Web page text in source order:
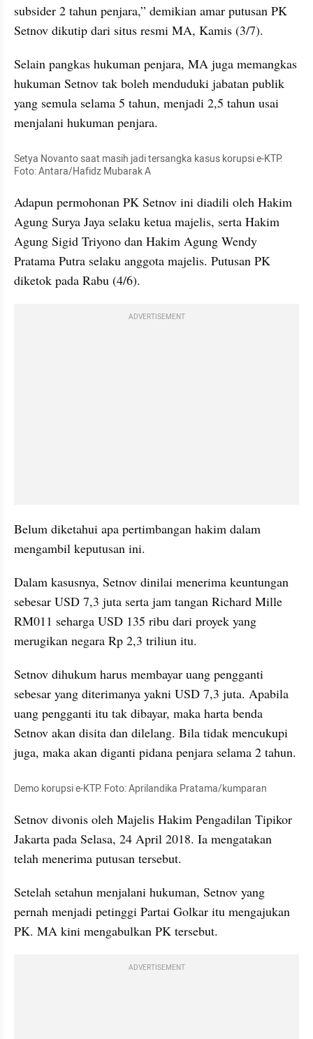
subsider 2 tahun penjara,” demikian amar putusan PK
Setnov dikutip dari situs resmi MA, Kamis (3/7).
Selain pangkas hukuman penjara, MA juga memangkas
hukuman Setnov tak boleh menduduki jabatan publik
yang semula selama 5 tahun, menjadi 2,5 tahun usai
menjalani hukuman penjara.
Setya Novanto saat masih jadi tersangka kasus korupsi e-KTP.
Foto: Antara/Hafidz Mubarak A
Adapun permohonan PK Setnov ini diadili oleh Hakim
Agung Surya Jaya selaku ketua majelis, serta Hakim
Agung Sigid Triyono dan Hakim Agung Wendy
Pratama Putra selaku anggota majelis. Putusan PK
diketok pada Rabu (4/6).
ADVERTISEMENT
Belum diketahui apa pertimbangan hakim dalam
mengambil keputusan ini.
Dalam kasusnya, Setnov dinilai menerima keuntungan
sebesar USD 7,3 juta serta jam tangan Richard Mille
RM011 seharga USD 135 ribu dari proyek yang
merugikan negara Rp 2,3 triliun itu.
Setnov dihukum harus membayar uang pengganti
sebesar yang diterimanya yakni USD 7,3 juta. Apabila
uang pengganti itu tak dibayar, maka harta benda
Setnov akan disita dan dilelang. Bila tidak mencukupi
juga, maka akan diganti pidana penjara selama 2 tahun.
Demo korupsi e-KTP. Foto: Aprilandika Pratama/kumparan
Setnov divonis oleh Majelis Hakim Pengadilan Tipikor
Jakarta pada Selasa, 24 April 2018. Ia mengatakan
telah menerima putusan tersebut.
Setelah setahun menjalani hukuman, Setnov yang
pernah menjadi petinggi Partai Golkar itu mengajukan
PK. MA kini mengabulkan PK tersebut.
ADVERTISEMENT